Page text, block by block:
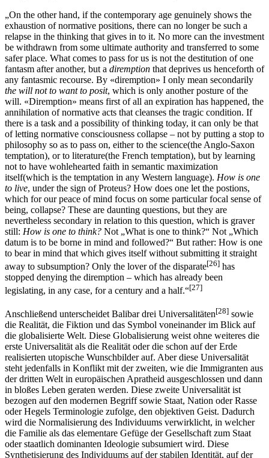
„On the other hand, if the contemporary age genuinely shows the
exhaustion of normative positions, there can no longer be such a
relapse in the thinking that gives in to it. No more can the investment
be withdrawn from some ultimate authority and transferred to some
safer place. What comes to pass for us is not the destitution of one
fantasm after another, but a diremption that deprives us henceforth of
any fantasmic recourse. By «diremption» I only mean secondarily
the will not to want to posit, which is only another posture of the
will. «Diremption» means first of all an expiration has happened, the
annihilation of normative acts that cleanses the tragic condition. If
there is a task and a possibility of thinking today, it can only be that
of letting normative consciousness collapse – not by putting a stop to
philosophy so as to pass on, either to the science(the Anglo-Saxon
temptation), or to literature(the French temptation), but by learning
not to have wohlehearted faith in semantic maximization
itself(which is the temptation in any Western language). How is one
to live, under the sign of Proteus? How does one let the postions,
which for our peace of mind focus on some particular focal sense of
being, collapse? These are daunting questions, but they are
nevertheless secondary in relation to this question, which is graver
still: How is one to think? Not „What is one to think?“ Not „Which
datum is to be borne in mind and followed?“ But rather: How is one
to bear in mind that which gives itself without submitting it straight
away to subsumption? Only the lover of the disparate[26] has
stopped denying the diremption – which has already been
legislating, in any case, for a century and a half.“[27]
Anschließend unterscheidet Balibar drei Universalitäten[28] sowie
die Realität, die Fiktion und das Symbol voneinander im Blick auf
die globalisierte Welt. Diese Globalisierung weist ohne weiteres die
erste Universalität als die Realität oder die schon auf der Erde
realisierten utopische Wunschbilder auf. Aber diese Universalität
steht jedenfalls in Konflikt mit der zweiten, wie die Immigranten aus
der dritten Welt in europäischen Apratheid ausgeschlossen und dann
in bloßes Leben geraten werden. Diese zweite Universalität ist
bezogen auf den modernen Begriff sowie Staat, Nation oder Rasse
oder Hegels Terminologie zufolge, den objektiven Geist. Dadurch
wird die Normalisierung des Individuums verwirklicht, in welcher
die Familie als das elementare Gefüge der Gesellschaft zum Staat
oder staatlich dominanten Ideologie subsumiert wird. Diese
Synthetisierung des Individuums auf der stabilen Identität, auf der